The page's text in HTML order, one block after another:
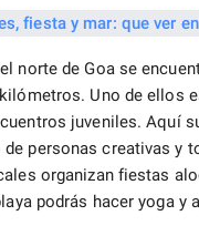
norte de Goa se
Uno de ellos
juveniles. Aquí
de personas creativas y
organizan fiestas
podrás hacer yoga y